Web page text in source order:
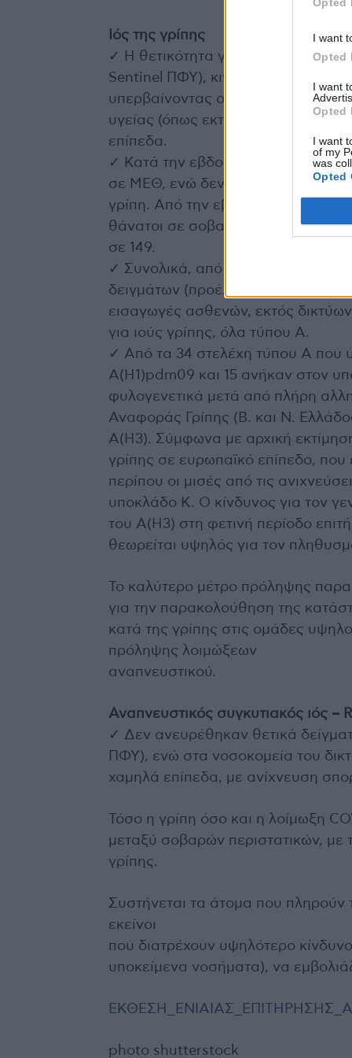
I want
Opted
I want
Opted
I want
of my
was
Opted
Ιός της γρίπης
✓ Η θετικότητα για γρίπη στην
Sentinel ΠΦΥ), κινείται στα ίδια
υπερβαίνοντας οριακά το 10%
υγείας (όπως εκτιμάται από το
επίπεδα.
✓ Κατά την εβδομάδα 48/2025
σε ΜΕΘ, ενώ δεν καταγράφηκε
γρίπη. Από την εβδομάδα 01/2024
θάνατοι σε σοβαρά περιστατικά με
σε 149.
✓ Συνολικά, από την εβδομάδα 40/
δειγμάτων (προέλευσης Sentinel
εισαγωγές ασθενών, εκτός
για ιούς γρίπης, όλα τύπου Α.
✓ Από τα 34 στελέχη τύπου Α που
Α(Η1)pdm09 και 15 ανήκαν στον
φυλογενετικά μετά από πλήρη
Αναφοράς Γρίπης (Β. και Ν.
Α(Η3). Σύμφωνα με αρχική εκτίμηση
γρίπης σε ευρωπαϊκό επίπεδο,
περίπου οι μισές από τις
υποκλάδο Κ. Ο κίνδυνος για τον
του Α(Η3) στη φετινή περίοδο
θεωρείται υψηλός για τον
Το καλύτερο μέτρο πρόληψης
για την παρακολούθηση της
κατά της γρίπης στις ομάδες
πρόληψης λοιμώξεων
αναπνευστικού.
Αναπνευστικός συγκυτιακός ιός –
✓ Δεν ανευρέθηκαν θετικά
ΠΦΥ), ενώ στα νοσοκομεία του
χαμηλά επίπεδα, με ανίχνευση
Τόσο η γρίπη όσο και η λοίμωξη
μεταξύ σοβαρών περιστατικών, με
γρίπης.
Συστήνεται τα άτομα που πληρούν
εκείνοι
που διατρέχουν υψηλότερο
υποκείμενα νοσήματα), να
photo shutterstock